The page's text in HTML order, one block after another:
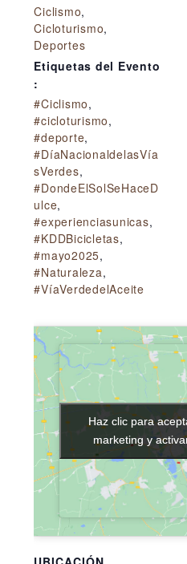
Ciclismo,
Cicloturismo,
Deportes
Etiquetas del Evento
:
#Ciclismo,
#cicloturismo,
#deporte,
#DíaNacionaldelasVía
sVerdes,
#DondeElSolSeHaceD
ulce,
#experienciasunicas,
#KDDBicicletas,
#mayo2025,
#Naturaleza,
#VíaVerdedelAceite
Haz clic para
marketing y
Haz clic para
marketing y